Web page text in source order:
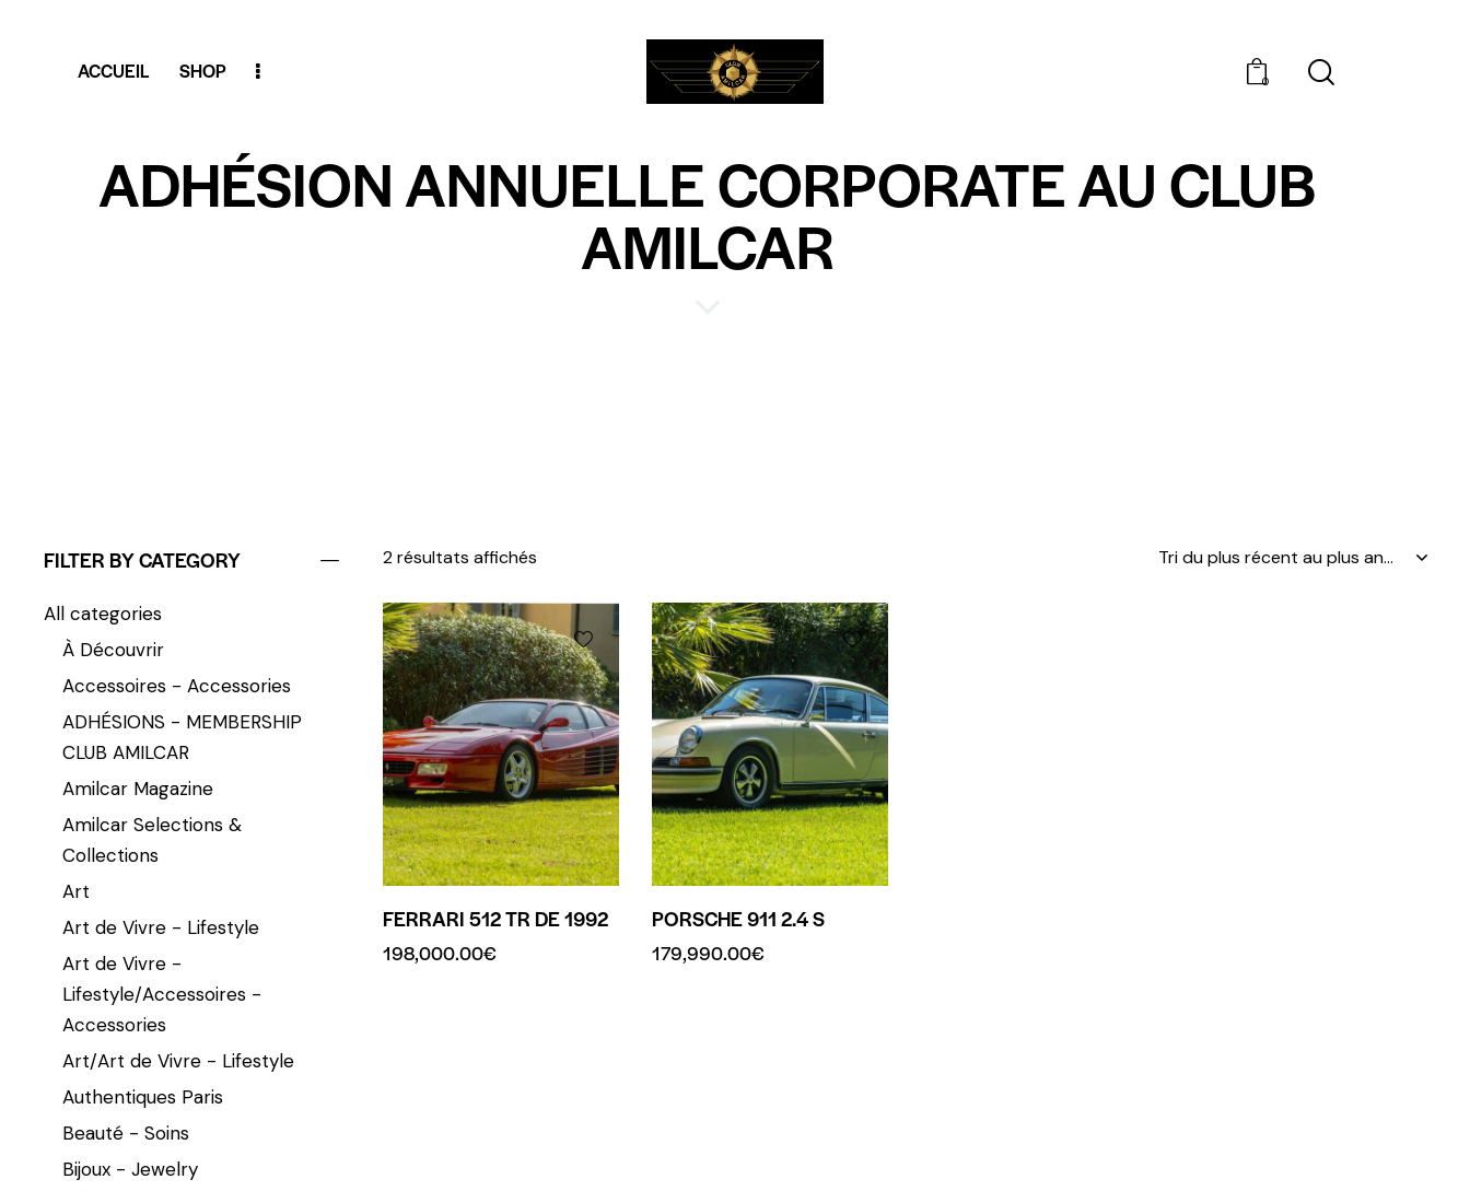
ACCUEIL SHOP 0
ADHÉSION ANNUELLE CORPORATE AU CLUB
AMILCAR
2 résultats affichés
FERRARI 512 TR DE 1992
198,000.00€
PORSCHE 911 2.4 S
179,990.00€
FILTER BY CATEGORY
All categories
À Découvrir
Accessoires - Accessories
ADHÉSIONS - MEMBERSHIP
CLUB AMILCAR
Amilcar Magazine
Amilcar Selections &
Collections
Art
Art de Vivre - Lifestyle
Art de Vivre -
Lifestyle/Accessoires -
Accessories
Art/Art de Vivre - Lifestyle
Authentiques Paris
Beauté - Soins
Bijoux - Jewelry